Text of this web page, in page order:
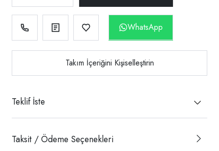
WhatsApp
Takım İçeriğini Kişiselleştirin
Teklif İste
Taksit / Ödeme Seçenekleri